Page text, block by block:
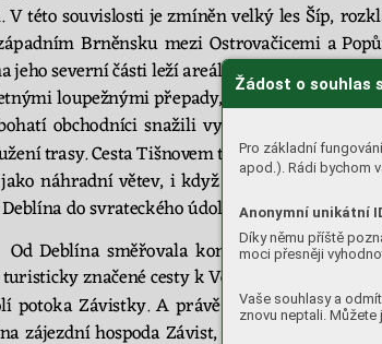
Žádost o souhlas
Pro základní
apod.). Rádi bychom
Anonymní unikátní
Díky němu příště
moci přesněji
Vaše souhlasy a
znovu neptali.
V této souvislosti je zmíněn velký les Šíp,
adním Brněnsku mezi Ostrovačicemi a
jeho severní části leží areál Masarykova
nými loupežnými přepady,
obchodníci snažili vyhnout
žení trasy. Cesta Tišnovem tak byla v tomto
jako náhradní větev, i když sestup z vy
Deblína do svrateckého údolí nebyl zrovna jedno
Od Deblína směřovala komunikace přibližně
značené cesty k Vohančicí
potoka Závistky. A právě zde, na úpatí
zájezdní hospoda Závist,